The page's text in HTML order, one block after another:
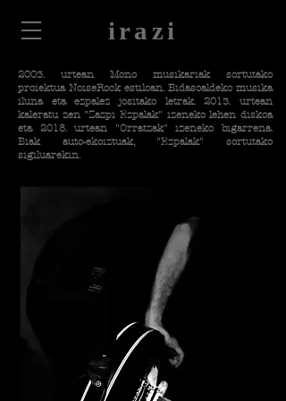
irazi
2003. urtean Mono musikariak sortutako
proiektua NoiseRock estiloan. Bidasoaldeko musika
iluna eta ezpalez jositako letrak. 2013. urtean
kaleratu zen "Zazpi Ezpalak" izeneko lehen diskoa
eta 2018. urtean "Orratzak" izeneko bigarrena.
Biak auto-ekoiztuak, "Ezpalak" sortutako
sigiluarekin.